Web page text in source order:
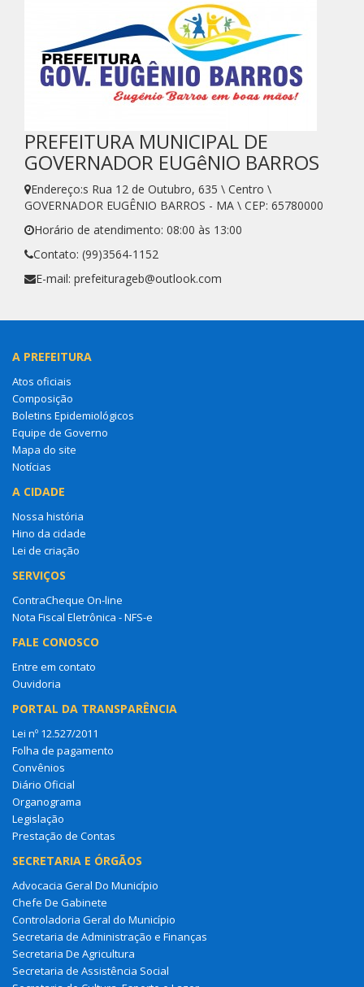
PREFEITURA MUNICIPAL DE
GOVERNADOR EUGêNIO BARROS
Endereço:s Rua 12 de Outubro, 635 \ Centro \
GOVERNADOR EUGÊNIO BARROS - MA \ CEP: 65780000
Horário de atendimento: 08:00 às 13:00
Contato: (99)3564-1152
E-mail: prefeiturageb@outlook.com
A PREFEITURA
Atos oficiais
Composição
Boletins Epidemiológicos
Equipe de Governo
Mapa do site
Notícias
A CIDADE
Nossa história
Hino da cidade
Lei de criação
SERVIÇOS
ContraCheque On-line
Nota Fiscal Eletrônica - NFS-e
FALE CONOSCO
Entre em contato
Ouvidoria
PORTAL DA TRANSPARÊNCIA
Lei nº 12.527/2011
Folha de pagamento
Convênios
Diário Oficial
Organograma
Legislação
Prestação de Contas
SECRETARIA E ÓRGÃOS
Advocacia Geral Do Município
Chefe De Gabinete
Controladoria Geral do Município
Secretaria de Administração e Finanças
Secretaria De Agricultura
Secretaria de Assistência Social